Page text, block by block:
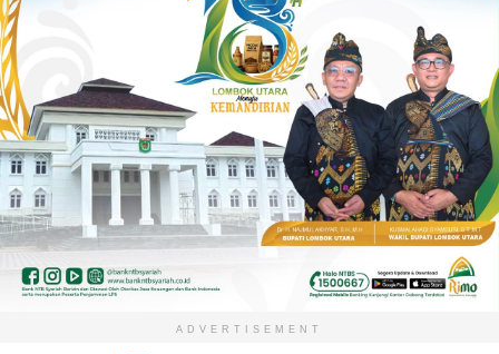
ADVERTISEMENT